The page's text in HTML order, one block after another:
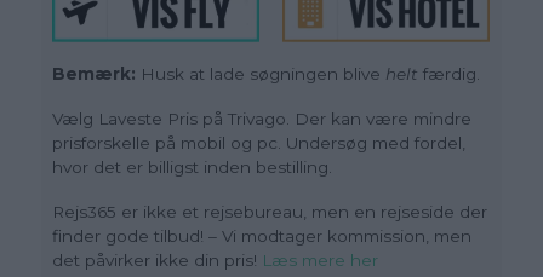
Bemærk: Husk at lade søgningen blive helt færdig.
Vælg Laveste Pris på Trivago. Der kan være mindre
prisforskelle på mobil og pc. Undersøg med fordel,
hvor det er billigst inden bestilling.
Rejs365 er ikke et rejsebureau, men en rejseside der
finder gode tilbud! – Vi modtager kommission, men
det påvirker ikke din pris! Læs mere her